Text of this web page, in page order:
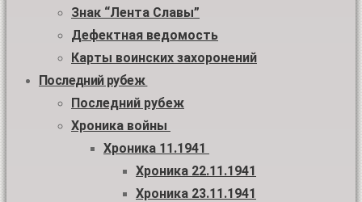
Знак “Лента Славы”
Дефектная ведомость
Карты воинских захоронений
Последний рубеж
Последний рубеж
Хроника войны
Хроника 11.1941
Хроника 22.11.1941
Хроника 23.11.1941